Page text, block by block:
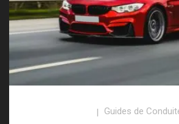
Guides de